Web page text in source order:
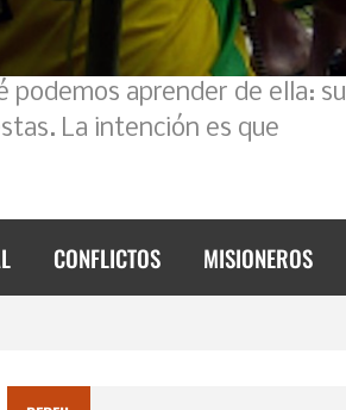
podemos aprender de ella: su
La intención es que
CONFLICTOS MISIONEROS